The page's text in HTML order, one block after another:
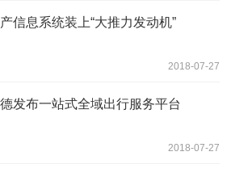
信息系统装上“大推力发动机”
2018-07-27
发布一站式全域出行服务平台
2018-07-27